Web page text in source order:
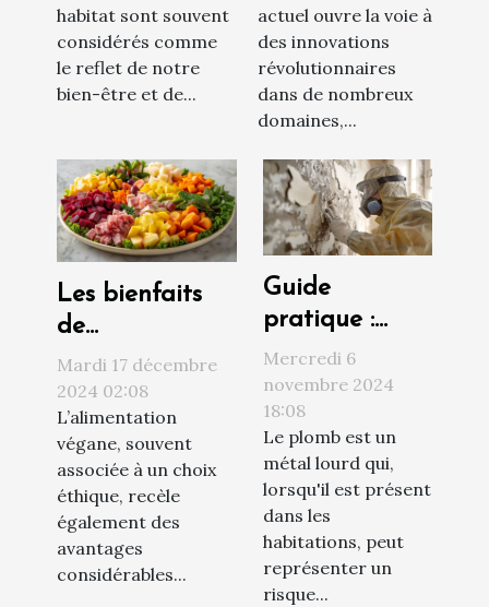
habitat sont souvent
considérés comme
le reflet de notre
bien-être et de...
actuel ouvre la voie à
des innovations
révolutionnaires
dans de nombreux
domaines,...
Les bienfaits
de
l'alimentation
végane sur la
santé et
l'environnement
Mardi 17 décembre
2024 02:08
L’alimentation
végane, souvent
associée à un choix
éthique, recèle
également des
avantages
considérables...
Guide
pratique :
comment
procéder à un
diagnostic
plomb efficace
Mercredi 6
novembre 2024
18:08
Le plomb est un
métal lourd qui,
lorsqu'il est présent
dans les
habitations, peut
représenter un
risque...